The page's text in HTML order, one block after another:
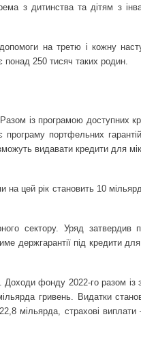
з дитинства та дітям з
на третю і кожну
понад 250 тисяч таких родин.
із програмою доступних
портфельних
видавати кредити для
на цей рік становить 10
сектору. Уряд затвердив
держгарантії під кредити
фонду 2022-го разом із
гривень. Видатки
мільярда, страхові